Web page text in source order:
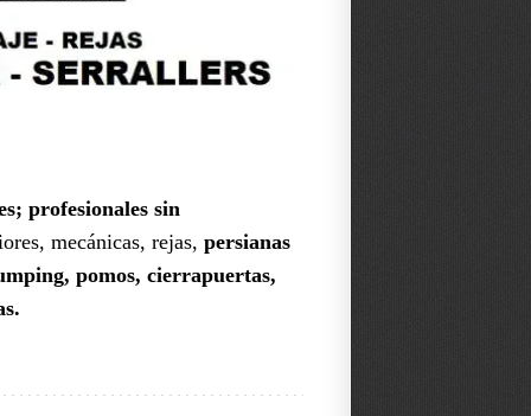
profesionales sin
mecánicas, rejas, persianas
pomos, cierrapuertas,